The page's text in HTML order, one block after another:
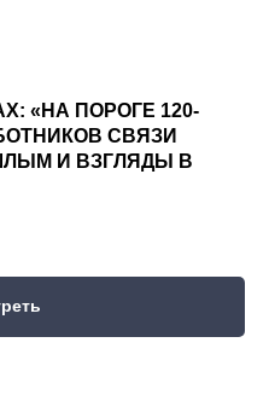
«НА ПОРОГЕ 120-
СВЯЗИ
И ВЗГЛЯДЫ В